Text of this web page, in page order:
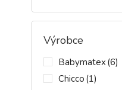
Výrobce
Babymatex(6)
Chicco (1)